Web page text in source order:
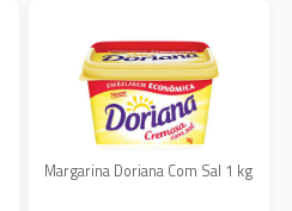
Margarina Doriana Com Sal 1 kg